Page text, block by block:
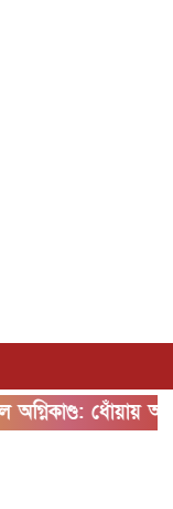
ধোঁয়ায় অসুস্থ